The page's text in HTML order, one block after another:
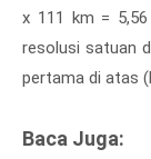
x 111 km =
resolusi satuan
pertama di atas
Baca Juga: